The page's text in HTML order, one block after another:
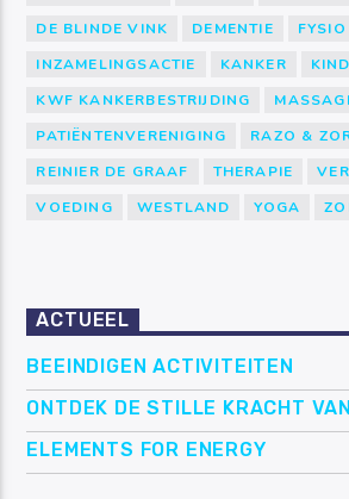
DE BLINDE VINK
DEMENTIE FYSIO
INZAMELINGSACTIE
KANKER
KIND
KWF KANKERBESTRIJDING
PATIËNTENVERENIGING
RAZO &
REINIER DE GRAAF
THERAPIE
VOEDING
WESTLAND YOGA
ACTUEEL
BEEINDIGEN ACTIVITEITEN
ONTDEK DE STILLE KRACHT
ELEMENTS FOR ENERGY